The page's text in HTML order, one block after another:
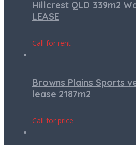
Hillcrest QLD 339m2
LEASE
Call for rent
Browns Plains Sports
lease 2187m2
Call for price